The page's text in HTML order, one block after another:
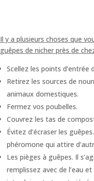
Il y a plusieurs choses que
guêpes de nicher près de
Scellez les points
Retirez les sources de
animaux domestiques.
Fermez vos poubelles.
Couvrez les tas de
Évitez d’écraser les
phéromone qui attire
Les pièges à guêpes. Il
remplissez avec de l’eau